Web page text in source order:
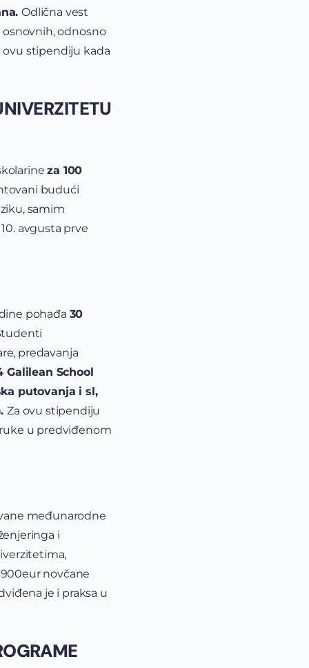
Odlična vest
odnosno
ovu stipendiju kada
za 100
budući
samim
avgusta prve
pohađa 30
predavanja
Galilean School
putovanja i sl,
Za ovu stipendiju
u predviđenom
međunarodne
i
novčane
je i praksa u